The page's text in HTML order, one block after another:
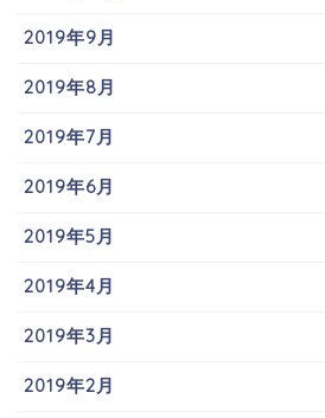
2019年9月
2019年8月
2019年7月
2019年6月
2019年5月
2019年4月
2019年3月
2019年2月